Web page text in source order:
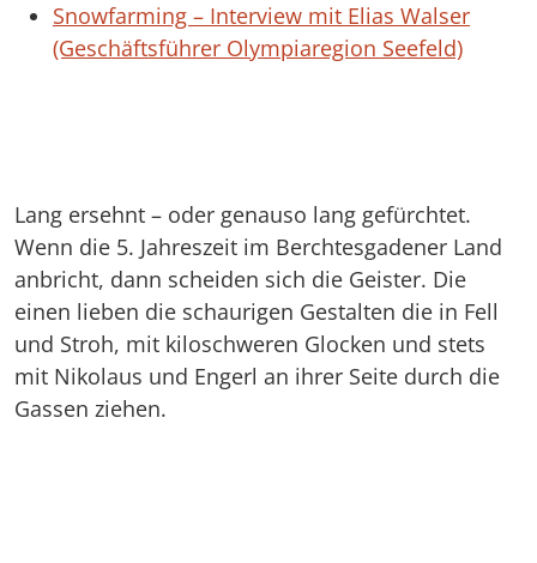
Snowfarming – Interview mit Elias Walser
(Geschäftsführer Olympiaregion Seefeld)
Lang ersehnt – oder genauso lang gefürchtet.
Wenn die 5. Jahreszeit im Berchtesgadener Land
anbricht, dann scheiden sich die Geister. Die
einen lieben die schaurigen Gestalten die in Fell
und Stroh, mit kiloschweren Glocken und stets
mit Nikolaus und Engerl an ihrer Seite durch die
Gassen ziehen.